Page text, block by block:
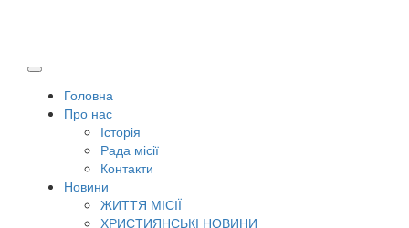
Головна
Про нас
Історія
Рада місії
Контакти
Новини
ЖИТТЯ МІСІЇ
ХРИСТИЯНСЬКІ НОВИНИ